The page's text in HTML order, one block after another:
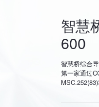
智慧
600
智慧桥综合
第一家通过